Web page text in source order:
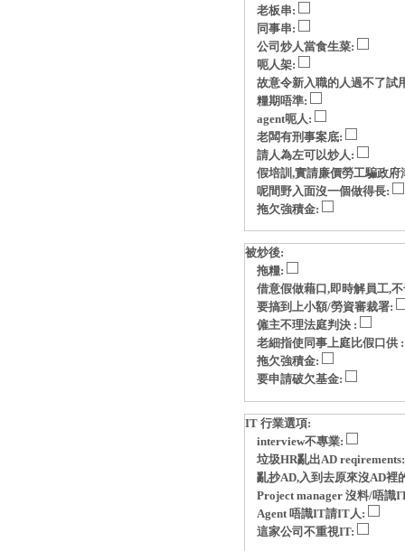
老板串:
同事串:
公司炒人當食生菜:
呃人架:
故意令新入職的人過不了試
糧期唔準:
agent呃人:
老闆有刑事案底:
請人為左可以炒人:
假培訓,實請廉價勞工騙政
呢間野入面沒一個做得長:
拖欠強積金:
被炒後:
拖糧:
借意假做藉口,即時解員工,
要搞到上小額/勞資審裁署:
僱主不理法庭判決 :
老細指使同事上庭比假口供
拖欠強積金:
要申請破欠基金:
IT 行業選項:
interview不專業:
垃圾HR亂出AD
亂抄AD,入到去原來沒AD裡
Project manager 沒料/唔識
Agent 唔識IT請IT人:
這家公司不重視IT: